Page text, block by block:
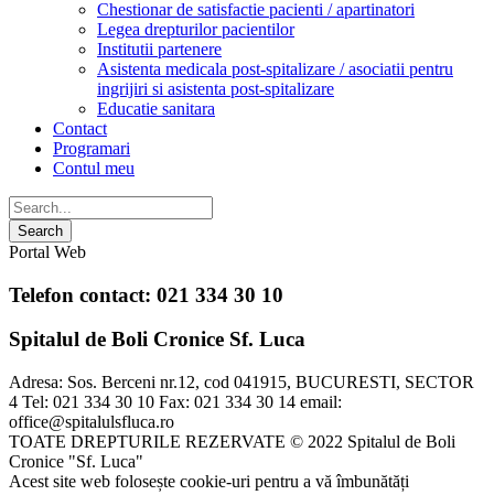
Chestionar de satisfactie pacienti / apartinatori
Legea drepturilor pacientilor
Institutii partenere
Asistenta medicala post-spitalizare / asociatii pentru
ingrijiri si asistenta post-spitalizare
Educatie sanitara
Contact
Programari
Contul meu
Portal Web
Telefon contact: 021 334 30 10
Spitalul de Boli Cronice Sf. Luca
Adresa: Sos. Berceni nr.12, cod 041915, BUCURESTI, SECTOR
4 Tel: 021 334 30 10 Fax: 021 334 30 14 email:
office@spitalulsfluca.ro
TOATE DREPTURILE REZERVATE © 2022 Spitalul de Boli
Cronice "Sf. Luca"
Acest site web folosește cookie-uri pentru a vă îmbunătăți